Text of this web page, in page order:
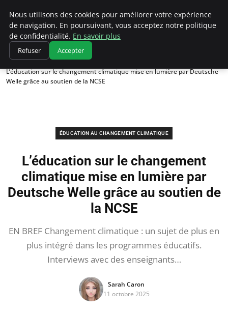
Climatedebtagents
Accueil
Éducation au changement climatique
L’éducation sur le changement climatique mise en lumière par Deutsche
Welle grâce au soutien de la NCSE
ÉDUCATION AU CHANGEMENT CLIMATIQUE
L’éducation sur le changement
climatique mise en lumière par
Deutsche Welle grâce au soutien de
la NCSE
EN BREF Changement climatique : un sujet de plus en
plus intégré dans les programmes éducatifs.
Interviews avec des enseignants…
Sarah Caron
11 octobre 2025
Nous utilisons des cookies pour améliorer votre expérience
de navigation. En poursuivant, vous acceptez notre politique
de confidentialité. En savoir plus
Refuser Accepter